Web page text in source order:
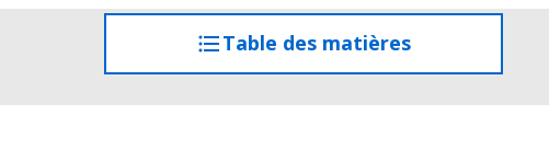
Table des matièresaccéder
à